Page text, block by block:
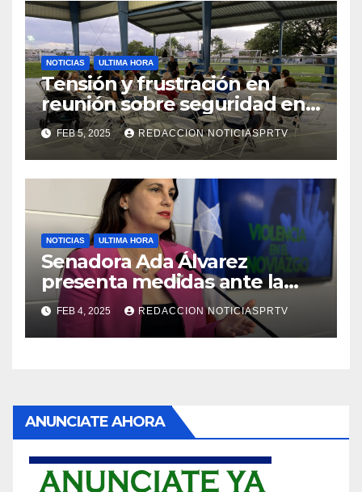
NOTICIAS ULTIMA HORA
Tensión y frustración en
reunión sobre seguridad en
Reparto Metropolitano
FEB 5, 2025 REDACCION NOTICIASPRTV
NOTICIAS ULTIMA HORA
Senadora Ada Álvarez
presenta medidas ante la
violencia en el noviazgo
FEB 4, 2025 REDACCION NOTICIASPRTV
ANUNCIATE AHORA